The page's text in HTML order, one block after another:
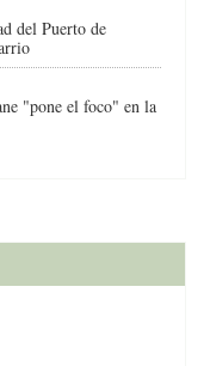
del Puerto de
"pone el foco" en la